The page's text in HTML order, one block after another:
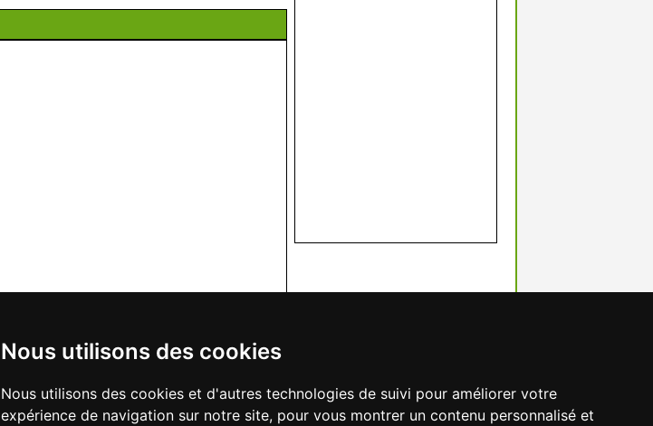
Nous utilisons des cookies
Nous utilisons des cookies et d'autres technologies de suivi pour améliorer votre
expérience de navigation sur notre site, pour vous montrer un contenu personnalisé et